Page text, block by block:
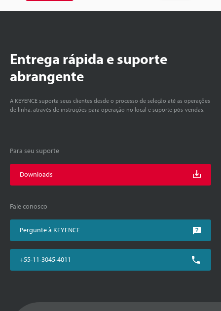
Entrega rápida e suporte
abrangente
A KEYENCE suporta seus clientes desde o processo de seleção até as operações
de linha, através de instruções para operação no local e suporte pós-vendas.
Para seu suporte
Downloads
Fale conosco
Pergunte à KEYENCE
+55-11-3045-4011